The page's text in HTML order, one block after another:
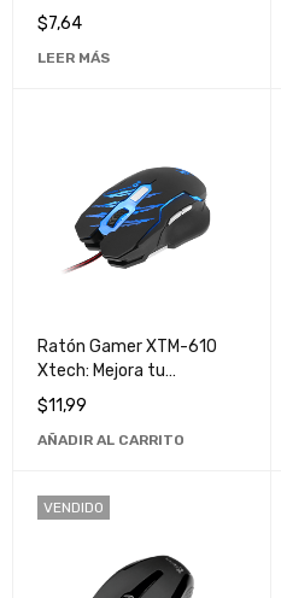
$7,64
LEER MÁS
Ratón Gamer XTM-610
Xtech: Mejora tu
Experiencia de Juego con
Alta Precisión y Velocidad
$11,99
AÑADIR AL CARRITO
VENDIDO